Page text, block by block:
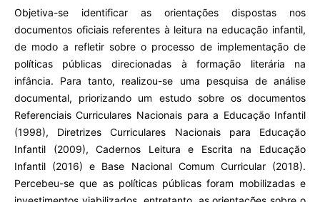
Objetiva-se identificar as orientações dispostas nos
documentos oficiais referentes à leitura na educação infantil,
de modo a refletir sobre o processo de implementação de
políticas públicas direcionadas à formação literária na
infância. Para tanto, realizou-se uma pesquisa de análise
documental, priorizando um estudo sobre os documentos
Referenciais Curriculares Nacionais para a Educação Infantil
(1998), Diretrizes Curriculares Nacionais para Educação
Infantil (2009), Cadernos Leitura e Escrita na Educação
Infantil (2016) e Base Nacional Comum Curricular (2018).
Percebeu-se que as políticas públicas foram mobilizadas e